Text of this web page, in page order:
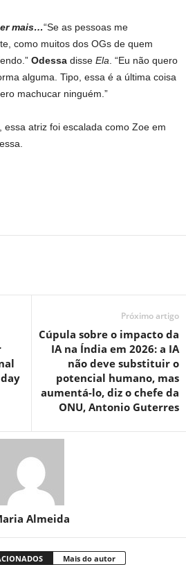
mais…“Se as pessoas me
como muitos dos OGs de quem
Odessa disse Ela . “Eu não quero
alguma. Tipo, essa é a última coisa
machucar ninguém.”
essa atriz foi escalada como Zoe em
Próximo artigo
Cúpula sobre o impacto da
IA ​​na Índia em 2026: a IA
não deve substituir o
potencial humano, mas
aumentá-lo, diz o chefe da
ONU, Antonio Guterres
Almeida
Mais do autor